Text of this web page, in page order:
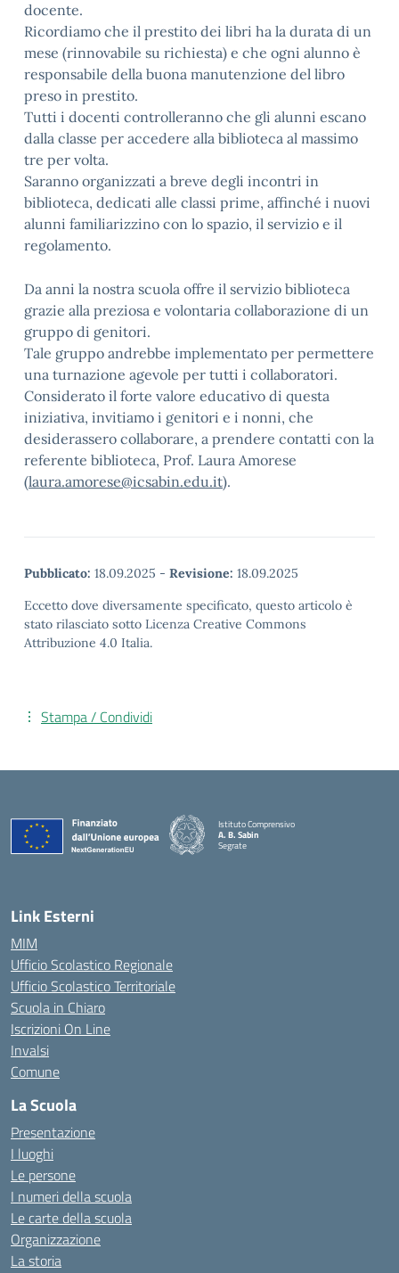
docente.
Ricordiamo che il prestito dei libri ha la durata di un
mese (rinnovabile su richiesta) e che ogni alunno è
responsabile della buona manutenzione del libro
preso in prestito.
Tutti i docenti controlleranno che gli alunni escano
dalla classe per accedere alla biblioteca al massimo
tre per volta.
Saranno organizzati a breve degli incontri in
biblioteca, dedicati alle classi prime, affinché i nuovi
alunni familiarizzino con lo spazio, il servizio e il
regolamento.
Da anni la nostra scuola offre il servizio biblioteca
grazie alla preziosa e volontaria collaborazione di un
gruppo di genitori.
Tale gruppo andrebbe implementato per permettere
una turnazione agevole per tutti i collaboratori.
Considerato il forte valore educativo di questa
iniziativa, invitiamo i genitori e i nonni, che
desiderassero collaborare, a prendere contatti con la
referente biblioteca, Prof. Laura Amorese
(laura.amorese@icsabin.edu.it).
Pubblicato: 18.09.2025 - Revisione: 18.09.2025
Eccetto dove diversamente specificato, questo articolo è
stato rilasciato sotto Licenza Creative Commons
Attribuzione 4.0 Italia.
Stampa / Condividi
Istituto Comprensivo
A. B. Sabin
Segrate
Link Esterni
MIM
Ufficio Scolastico Regionale
Ufficio Scolastico Territoriale
Scuola in Chiaro
Iscrizioni On Line
Invalsi
Comune
La Scuola
Presentazione
I luoghi
Le persone
I numeri della scuola
Le carte della scuola
Organizzazione
La storia